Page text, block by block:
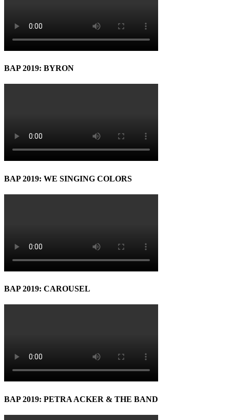
BAP 2019: BYRON
BAP 2019: WE SINGING COLORS
BAP 2019: CAROUSEL
BAP 2019: PETRA ACKER & THE BAND